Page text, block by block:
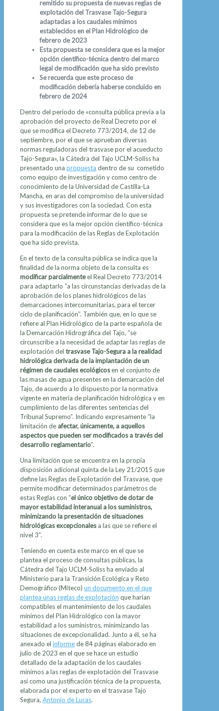
remitido su propuesta de nuevas reglas de
explotación del Trasvase Tajo-Segura
adaptadas a los caudales mínimos
establecidos en el Plan Hidrológico de
febrero de 2023
Esta propuesta se considera que es la mejor
opción científico-técnica dentro del marco
legal de modificación que ha sido previsto
Se recuerda que este proceso de
modificación debería haberse concluido en
febrero de 2024
Dentro del periodo de «consulta pública previa a la
aprobación del proyecto de Real Decreto por el
que se modifica el Decreto 773/2014, de 12 de
septiembre, por el que se aprueban diversas
normas reguladoras del trasvase por el acueducto
Tajo-Segura», la Cátedra del Tajo UCLM-Soliss ha
presentado una propuesta dentro de su cometido
como equipo de investigación y como centro de
conocimiento de la Universidad de Castilla-La
Mancha, en aras del compromiso de la universidad
y sus investigadores con la sociedad. Con esta
propuesta se pretende informar de lo que se
considera que es la mejor opción científico-técnica
para la modificación de las Reglas de Explotación
que ha sido prevista.
En el texto de la consulta pública se indica que la
finalidad de la norma objeto de la consulta es
modificar parcialmenteel Real Decreto 773/2014
para adaptarlo “a las circunstancias derivadas de la
aprobación de los planes hidrológicos de las
demarcaciones intercomunitarias, para el tercer
ciclo de planificación”. También que, en lo que se
refiere al Plan Hidrológico de la parte española de
la Demarcación Hidrográfica del Tajo, “se
circunscribe a la necesidad de adaptar las reglas de
explotación del trasvase Tajo-Segura a la realidad
hidrológica derivada de la implantación de un
régimen de caudales ecológicosen el conjunto de
las masas de agua presentes en la demarcación del
Tajo, de acuerdo a lo dispuesto por la normativa
vigente en materia de planificación hidrológica y en
cumplimiento de las diferentes sentencias del
Tribunal Supremo”. Indicando expresamente “la
limitación de afectar, únicamente, a aquellos
aspectos que pueden ser modificados a través del
desarrollo reglamentario”.
Una limitación que se encuentra en la propia
disposición adicional quinta de la Ley 21/2015 que
define las Reglas de Explotación del Trasvase, que
permite modificar determinados parámetros de
estas Reglas con “el único objetivo de dotar de
mayor estabilidad interanual a los suministros,
minimizando la presentación de situaciones
hidrológicas excepcionales a las que se refiere el
nivel 3”.
Teniendo en cuenta este marco en el que se
plantea el proceso de consultas públicas, la
Cátedra del Tajo UCLM-Soliss ha enviado al
Ministerio para la Transición Ecológica y Reto
Demográfico (Miteco) un documento en el que
plantea unas reglas de explotación que harían
compatibles el mantenimiento de los caudales
mínimos del Plan Hidrológico con la mayor
estabilidad a los suministros, minimizando las
situaciones de excepcionalidad. Junto a él, se ha
anexado el informede 84 páginas elaborado en
julio de 2023 en el que se hace un estudio
detallado de la adaptación de los caudales
mínimos a las reglas de explotación del Trasvase
así como una justificación técnica de la propuesta,
elaborada por el experto en el trasvase Tajo
Segura, Antonio de Lucas.